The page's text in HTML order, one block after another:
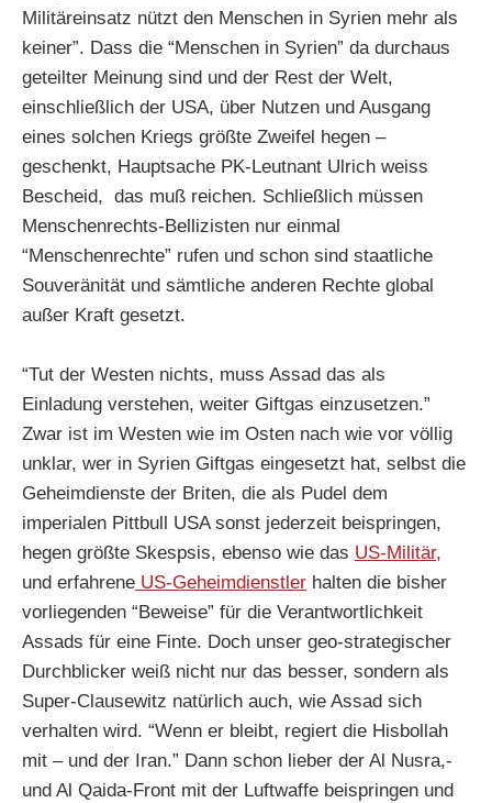
Militäreinsatz nützt den Menschen in Syrien mehr als
keiner”. Dass die “Menschen in Syrien” da durchaus
geteilter Meinung sind und der Rest der Welt,
einschließlich der USA, über Nutzen und Ausgang
eines solchen Kriegs größte Zweifel hegen –
geschenkt, Hauptsache PK-Leutnant Ulrich weiss
Bescheid, das muß reichen. Schließlich müssen
Menschenrechts-Bellizisten nur einmal
“Menschenrechte” rufen und schon sind staatliche
Souveränität und sämtliche anderen Rechte global
außer Kraft gesetzt.
“Tut der Westen nichts, muss Assad das als
Einladung verstehen, weiter Giftgas einzusetzen.”
Zwar ist im Westen wie im Osten nach wie vor völlig
unklar, wer in Syrien Giftgas eingesetzt hat, selbst die
Geheimdienste der Briten, die als Pudel dem
imperialen Pittbull USA sonst jederzeit beispringen,
hegen größte Skespsis, ebenso wie das US-Militär,
und erfahrene US-Geheimdienstler halten die bisher
vorliegenden “Beweise” für die Verantwortlichkeit
Assads für eine Finte. Doch unser geo-strategischer
Durchblicker weiß nicht nur das besser, sondern als
Super-Clausewitz natürlich auch, wie Assad sich
verhalten wird. “Wenn er bleibt, regiert die Hisbollah
mit – und der Iran.” Dann schon lieber der Al Nusra,-
und Al Qaida-Front mit der Luftwaffe beispringen und